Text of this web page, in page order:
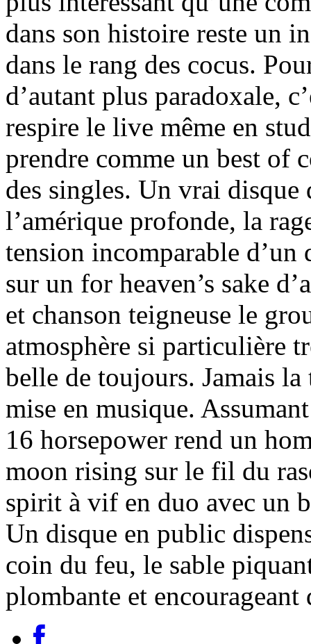
dans son histoire reste un
dans le rang des cocus.
d’autant plus paradoxale,
respire le live même en
prendre comme un best of
des singles. Un vrai disque
l’amérique profonde, la
tension incomparable d’un
sur un for heaven’s sake
et chanson teigneuse le
atmosphère si particulière
belle de toujours. Jamais la
mise en musique.
16 horsepower rend un
moon rising sur le fil du
spirit à vif en duo avec un
Un disque en public
coin du feu, le sable
plombante et encourageant